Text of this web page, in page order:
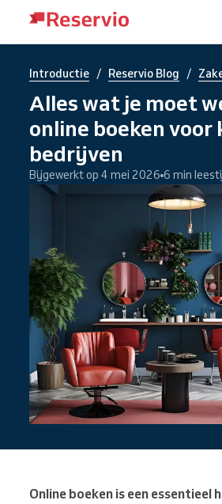
Introductie / Reservio Blog /
Alles wat je moet
online boeken voor
bedrijven
Bijgewerkt op 4 mei 2026 6 min
Online boeken is een essentieel